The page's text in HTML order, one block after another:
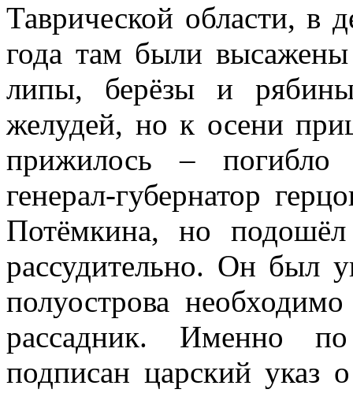
Таврической области, в
года там были высажены
липы, берёзы и
желудей, но к осени
прижилось – погибло
генерал-губернатор
Потёмкина, но
рассудительно. Он был
полуострова
рассадник. Именно
подписан царский указ